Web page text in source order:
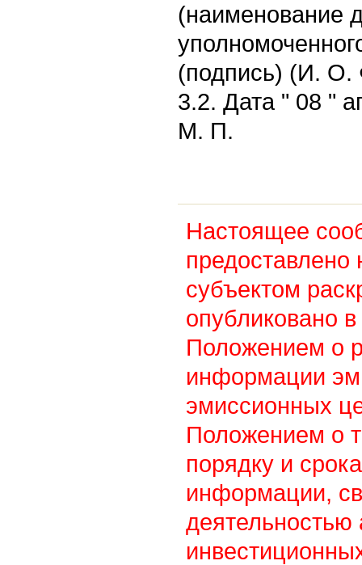
(наименование
(подпись) (И.
3.2. Дата " 08 "
М. П.
Настоящее
предоставлено
субъектом
опубликовано в
Положением о
информации
эмиссионных
Положением о
порядку и
информации,